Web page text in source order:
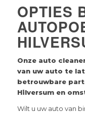
OPTIES
Onze auto
van uw auto te
betrouwbare
Hilversum en
Wilt u uw auto van